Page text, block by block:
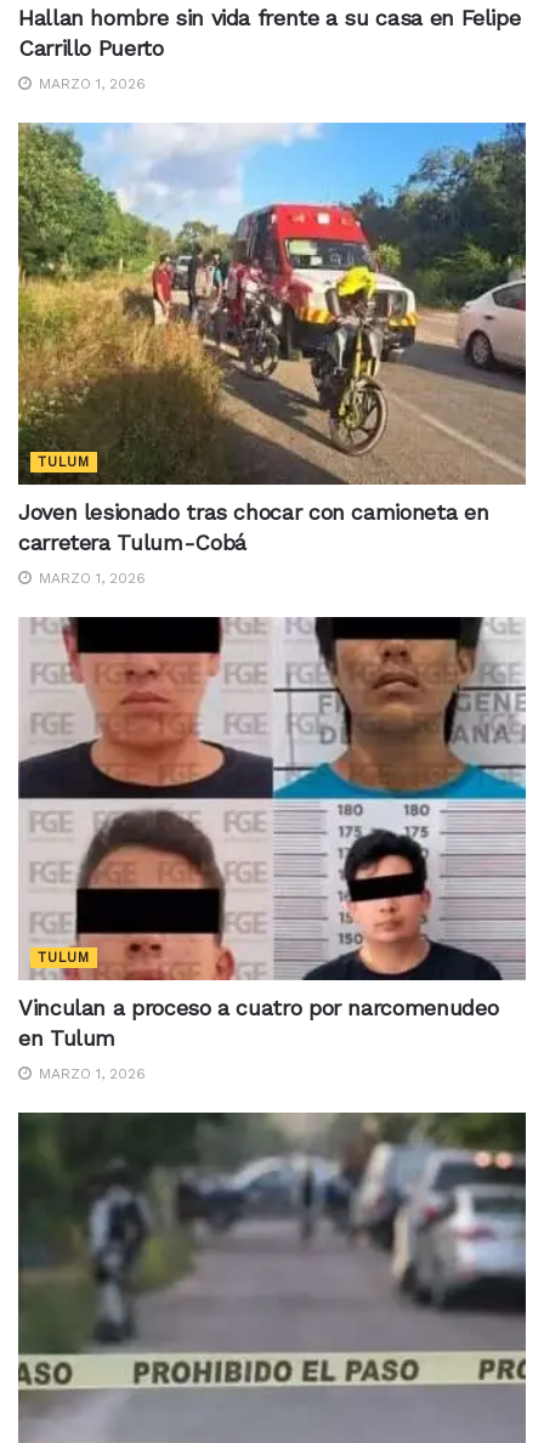
Hallan hombre sin vida frente a su casa en Felipe
Carrillo Puerto
MARZO 1, 2026
TULUM
Joven lesionado tras chocar con camioneta en
carretera Tulum-Cobá
MARZO 1, 2026
TULUM
Vinculan a proceso a cuatro por narcomenudeo
en Tulum
MARZO 1, 2026